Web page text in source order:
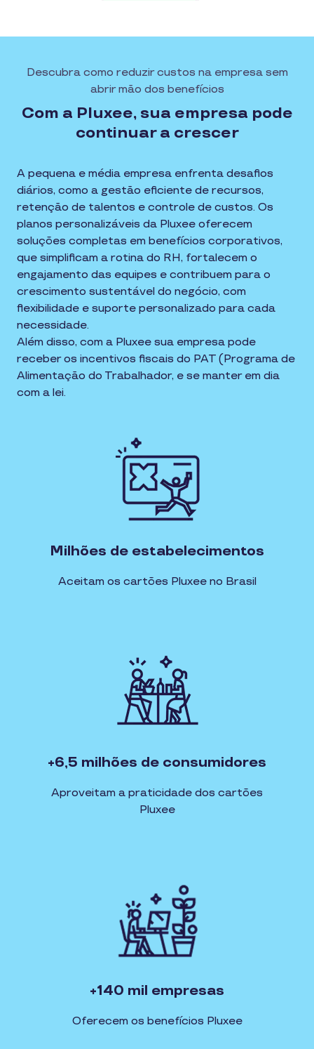
Descubra como reduzir custos na empresa sem
abrir mão dos benefícios
Com a Pluxee, sua empresa pode
continuar a crescer
A pequena e média empresa enfrenta desafios
diários, como a gestão eficiente de recursos,
retenção de talentos e controle de custos. Os
planos personalizáveis da Pluxee oferecem
soluções completas em benefícios corporativos,
que simplificam a rotina do RH, fortalecem o
engajamento das equipes e contribuem para o
crescimento sustentável do negócio, com
flexibilidade e suporte personalizado para cada
necessidade.
Além disso, com a Pluxee sua empresa pode
receber os incentivos fiscais do PAT (Programa de
Alimentação do Trabalhador, e se manter em dia
com a lei.
Milhões de estabelecimentos
Aceitam os cartões Pluxee no Brasil
+6,5 milhões de consumidores
Aproveitam a praticidade dos cartões
Pluxee
+140 mil empresas
Oferecem os benefícios Pluxee